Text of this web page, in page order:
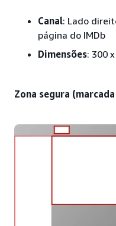
Canal: Lado
página do IMDb
Dimensões: 300
Zona segura